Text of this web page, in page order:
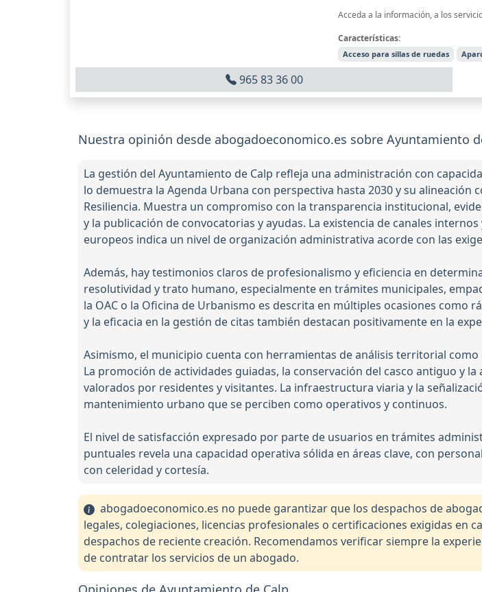
Acceda a la información, a los
Características:
Acceso para sillas de ruedas
965 83 36 00
Nuestra opinión desde abogadoeconomico.es sobre Ayuntamiento
La gestión del Ayuntamiento de Calp refleja una administración con
lo demuestra la Agenda Urbana con perspectiva hasta 2030 y su
Resiliencia. Muestra un compromiso con la transparencia institucional,
y la publicación de convocatorias y ayudas. La existencia de canales
europeos indica un nivel de organización administrativa acorde con las
Además, hay testimonios claros de profesionalismo y eficiencia en
resolutividad y trato humano, especialmente en trámites municipales,
la OAC o la Oficina de Urbanismo es descrita en múltiples ocasiones
y la eficacia en la gestión de citas también destacan positivamente en la
Asimismo, el municipio cuenta con herramientas de análisis territorial
La promoción de actividades guiadas, la conservación del casco antiguo y
valorados por residentes y visitantes. La infraestructura viaria y la
mantenimiento urbano que se perciben como operativos y continuos.
El nivel de satisfacción expresado por parte de usuarios en trámites
puntuales revela una capacidad operativa sólida en áreas clave, con
con celeridad y cortesía.
abogadoeconomico.es no puede garantizar que los despachos de
legales, colegiaciones, licencias profesionales o certificaciones exigidas
despachos de reciente creación. Recomendamos verificar siempre la
de contratar los servicios de un abogado.